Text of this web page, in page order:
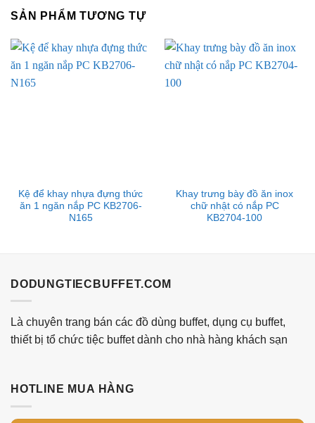
SẢN PHẨM TƯƠNG TỰ
Kệ để khay nhựa đựng thức
ăn 1 ngăn nắp PC KB2706-
N165
Khay trưng bày đồ ăn inox
chữ nhật có nắp PC
KB2704-100
DODUNGTIECBUFFET.COM
Là chuyên trang bán các đồ dùng buffet, dụng cụ buffet,
thiết bị tổ chức tiệc buffet dành cho nhà hàng khách sạn
HOTLINE MUA HÀNG